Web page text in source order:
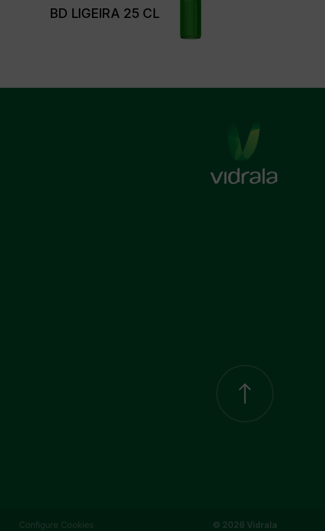
BD LIGEIRA 25 CL
Configure Cookies © 2026 Vidrala